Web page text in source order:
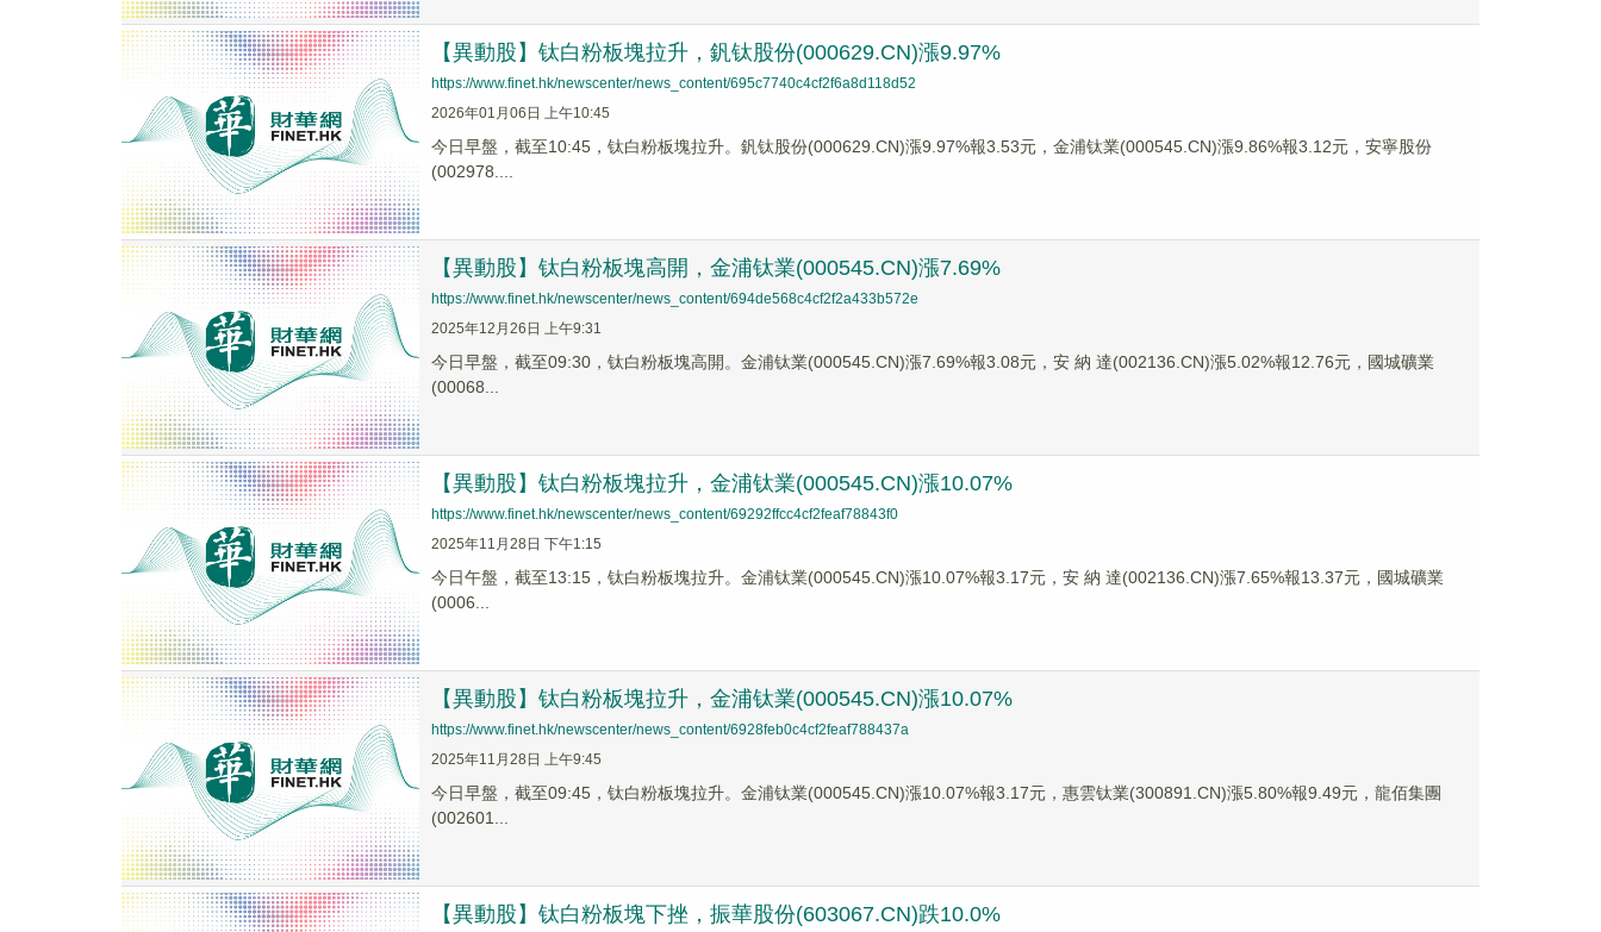
【異動股】钛白粉板塊拉升，釩钛股份(000629.CN)漲9.97%
https://www.finet.hk/newscenter/news_content/695c7740c4cf2f6a8d118d52
2026年01月06日 上午10:45
今日早盤，截至10:45，钛白粉板塊拉升。釩钛股份(000629.CN)漲9.97%報3.53元，金浦钛業(000545.CN)漲9.86%報3.12元，安寧股份
(002978....
【異動股】钛白粉板塊高開，金浦钛業(000545.CN)漲7.69%
https://www.finet.hk/newscenter/news_content/694de568c4cf2f2a433b572e
2025年12月26日 上午9:31
今日早盤，截至09:30，钛白粉板塊高開。金浦钛業(000545.CN)漲7.69%報3.08元，安 納 達(002136.CN)漲5.02%報12.76元，國城礦業
(00068...
【異動股】钛白粉板塊拉升，金浦钛業(000545.CN)漲10.07%
https://www.finet.hk/newscenter/news_content/69292ffcc4cf2feaf78843f0
2025年11月28日 下午1:15
今日午盤，截至13:15，钛白粉板塊拉升。金浦钛業(000545.CN)漲10.07%報3.17元，安 納 達(002136.CN)漲7.65%報13.37元，國城礦業
(0006...
【異動股】钛白粉板塊拉升，金浦钛業(000545.CN)漲10.07%
https://www.finet.hk/newscenter/news_content/6928feb0c4cf2feaf788437a
2025年11月28日 上午9:45
今日早盤，截至09:45，钛白粉板塊拉升。金浦钛業(000545.CN)漲10.07%報3.17元，惠雲钛業(300891.CN)漲5.80%報9.49元，龍佰集團
(002601...
【異動股】钛白粉板塊下挫，振華股份(603067.CN)跌10.0%